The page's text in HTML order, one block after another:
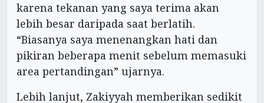
karena tekanan yang saya terima akan
lebih besar daripada saat berlatih.
“Biasanya saya menenangkan hati dan
pikiran beberapa menit sebelum memasuki
area pertandingan” ujarnya.
Lebih lanjut, Zakiyyah memberikan sedikit